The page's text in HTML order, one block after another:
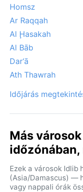
Homsz
Ar Raqqah
Al Ḩasakah
Al Bāb
Dar‘ā
Ath Thawrah
Időjárás
Más
Ezek a városok Idlib
(Asia/Damascus) —
vagy nappali órák